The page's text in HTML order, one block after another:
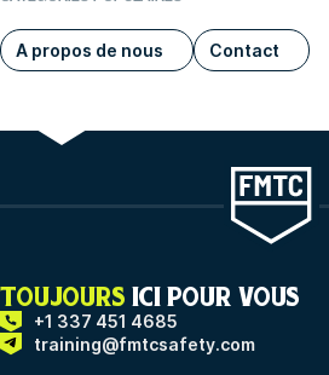
A propos de nous Contact
TOUJOURS ICI POUR VOUS
+1 337 451 4685
training@fmtcsafety.com